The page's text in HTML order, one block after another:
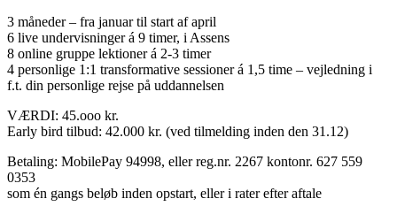
3 måneder – fra januar til start af april
6 live undervisninger á 9 timer, i Assens
8 online gruppe lektioner á 2-3 timer
4 personlige 1:1 transformative sessioner á 1,5 time – vejledning i
f.t. din personlige rejse på uddannelsen
VÆRDI: 45.ooo kr.
Early bird tilbud: 42.000 kr. (ved tilmelding inden den 31.12)
Betaling: MobilePay 94998, eller reg.nr. 2267 kontonr. 627 559
0353
som én gangs beløb inden opstart, eller i rater efter aftale